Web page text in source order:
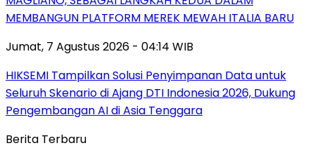
MEMBANGUN PLATFORM MEREK MEWAH ITALIA BARU
Jumat, 7 Agustus 2026 - 04:14 WIB
HIKSEMI Tampilkan Solusi Penyimpanan Data untuk
Seluruh Skenario di Ajang DTI Indonesia 2026, Dukung
Pengembangan AI di Asia Tenggara
Berita Terbaru